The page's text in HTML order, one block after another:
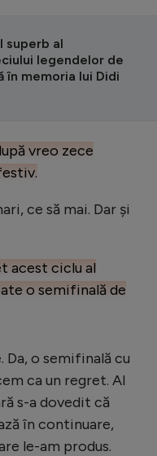
superb al
legendelor de
în memoria lui Didi
vreo zece
ce să mai. Dar și
acest ciclu al
o semifinală de
Da, o semifinală cu
ca un regret. Al
s-a dovedit că
în continuare,
le-am produs.